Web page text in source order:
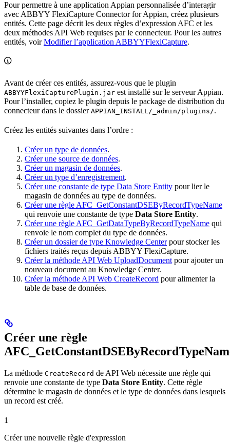
Pour permettre à une application Appian personnalisée d’interagir
avec ABBYY FlexiCapture Connector for Appian, créez plusieurs
entités. Cette page décrit les deux règles d’expression AFC et les
deux méthodes API Web requises par le connecteur. Pour les autres
entités, voirModifier l’application ABBYYFlexiCapture.
Avant de créer ces entités, assurez-vous que le plugin
ABBYYFlexiCapturePlugin.jar est installé sur le serveur Appian.
Pour l’installer, copiez le plugin depuis le package de distribution du
connecteur dans le dossier APPIAN_INSTALL/_admin/plugins/.
Créez les entités suivantes dans l’ordre :
Créer un type de données.
Créer une source de données.
Créer un magasin de données.
Créer un type d’enregistrement.
Créer une constante de type Data Store Entity pour lier le
magasin de données au type de données.
Créer une règle AFC_GetConstantDSEByRecordTypeName
qui renvoie une constante de type Data Store Entity.
Créer une règle AFC_GetDataTypeByRecordTypeName qui
renvoie le nom complet du type de données.
Créer un dossier de type Knowledge Centerpour stocker les
fichiers traités reçus depuis ABBYY FlexiCapture.
Créer la méthode API Web UploadDocumentpour ajouter un
nouveau document au Knowledge Center.
Créer la méthode API Web CreateRecord pour alimenter la
table de base de données.
Créer une règle
La méthode CreateRecord de API Web nécessite une règle qui
renvoie une constante de type Data Store Entity. Cette règle
détermine le magasin de données et le type de données dans lesquels
un record est créé.
1
Créer une nouvelle règle d'expression